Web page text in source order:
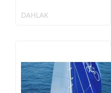
DAHLAK